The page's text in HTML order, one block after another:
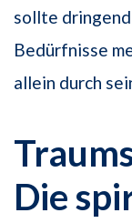
sollte dringend
Bedürfnisse
allein durch
Die